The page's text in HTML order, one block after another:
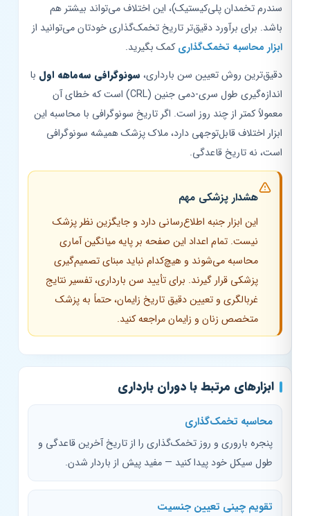
سندرم تخمدان پلی‌کیستیک)، این اختلاف می‌تواند بیشتر هم
باشد. برای برآورد دقیق‌تر تاریخ تخمک‌گذاری خودتان می‌توانید از
ابزار محاسبه تخمک‌گذاریکمک بگیرید.
دقیق‌ترین روش تعیین سن بارداری،سونوگرافی سه‌ماهه اول با
اندازه‌گیری طول سری-دمی جنین (CRL) است که خطای آن
معمولاً کمتر از چند روز است. اگر تاریخ سونوگرافی با محاسبه این
ابزار اختلاف قابل‌توجهی دارد، ملاک پزشک همیشه سونوگرافی
است، نه تاریخ قاعدگی.
هشدار پزشکی مهم
این ابزار جنبه اطلاع‌رسانی دارد و جایگزین نظر پزشک
نیست. تمام اعداد این صفحه بر پایه میانگین آماری
محاسبه می‌شوند و هیچ‌کدام نباید مبنای تصمیم‌گیری
پزشکی قرار گیرند. برای تأیید سن بارداری، تفسیر نتایج
غربالگری و تعیین دقیق تاریخ زایمان، حتماً به پزشک
متخصص زنان و زایمان مراجعه کنید.
ابزارهای مرتبط با دوران بارداری
محاسبه تخمک‌گذاری
پنجره باروری و روز تخمک‌گذاری را از تاریخ آخرین قاعدگی و
طول سیکل خود پیدا کنید — مفید پیش از باردار شدن.
تقویم چینی تعیین جنسیت